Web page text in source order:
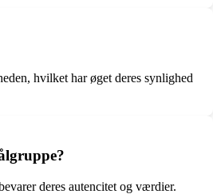
hvilket har øget deres synlighed
deres autencitet og værdier.